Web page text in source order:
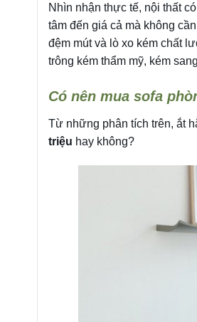
Nhìn nhận thực tế, nội thất
tâm đến giá cả mà không
đệm mút và lò xo kém chất
trông kém thẩm mỹ, kém
Có nên mua sofa
Từ những phân tích trên, ắt
triệu hay không?